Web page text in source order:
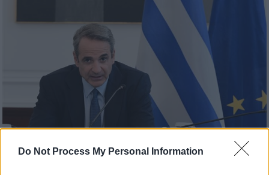
Do Not Process My Personal Information